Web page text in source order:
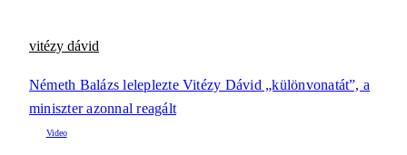
vitézy dávid
Németh Balázs leleplezte Vitézy Dávid „különvonatát”, a
miniszter azonnal reagált